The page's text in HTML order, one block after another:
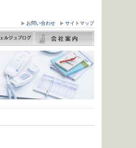
お問い合わせ サイトマップ